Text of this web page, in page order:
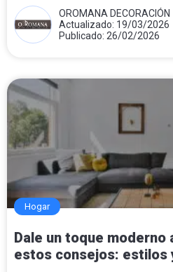
OROMANA DECORACIÓN
Actualizado: 19/03/2026
Publicado: 26/02/2026
Hogar
Dale un toque moderno
estos consejos: estilos